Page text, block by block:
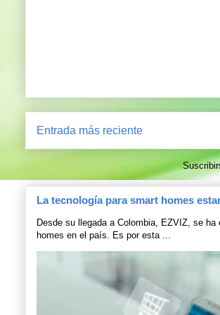
Entrada más reciente
La tecnología para smart homes
Desde su llegada a Colombia, EZVIZ, se
homes en el país. Es por esta ...